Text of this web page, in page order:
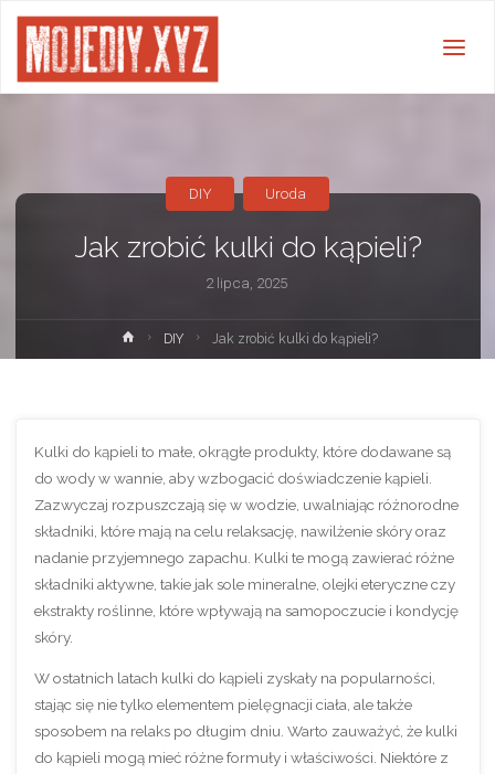
Jak zrobić kulki do kąpieli?
2 lipca, 2025
DIY Uroda
Strona
główna
DIY Jak zrobić kulki do kąpieli?
Kulki do kąpieli to małe, okrągłe produkty, które dodawane są
do wody w wannie, aby wzbogacić doświadczenie kąpieli.
Zazwyczaj rozpuszczają się w wodzie, uwalniając różnorodne
składniki, które mają na celu relaksację, nawilżenie skóry oraz
nadanie przyjemnego zapachu. Kulki te mogą zawierać różne
składniki aktywne, takie jak sole mineralne, olejki eteryczne czy
ekstrakty roślinne, które wpływają na samopoczucie i kondycję
skóry.
W ostatnich latach kulki do kąpieli zyskały na popularności,
stając się nie tylko elementem pielęgnacji ciała, ale także
sposobem na relaks po długim dniu. Warto zauważyć, że kulki
do kąpieli mogą mieć różne formuły i właściwości. Niektóre z